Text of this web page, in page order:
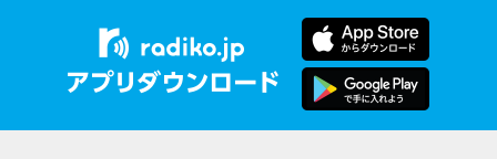
※ メールの件名は「ランキング」でお願いします。
■番組タイトル：ニッポン放送『中島健人のオールナイトニッ
■放送日時：2026年8月14日（金） 25時～27時 （15日
（土）午前1時〜3時）
◆“真逆な作り方”で楽曲制作
リーガルリリーは高校在学時から注目を集め、国内大型ロッ